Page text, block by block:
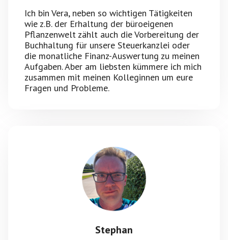
Ich bin Vera, neben so wichtigen Tätigkeiten
wie z.B. der Erhaltung der büroeigenen
Pflanzenwelt zählt auch die Vorbereitung der
Buchhaltung für unsere Steuerkanzlei oder
die monatliche Finanz-Auswertung zu meinen
Aufgaben. Aber am liebsten kümmere ich mich
zusammen mit meinen Kolleginnen um eure
Fragen und Probleme.
Stephan